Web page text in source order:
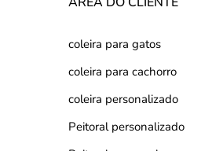
coleira para gatos
coleira para cachorro
coleira personalizado
Peitoral personalizado